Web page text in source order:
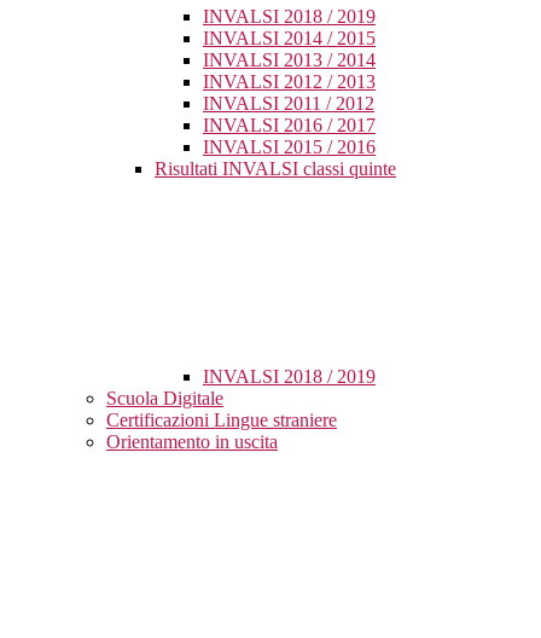
INVALSI 2018 / 2019
INVALSI 2014 / 2015
INVALSI 2013 / 2014
INVALSI 2012 / 2013
INVALSI 2011 / 2012
INVALSI 2016 / 2017
INVALSI 2015 / 2016
Risultati INVALSI classi quinte
INVALSI 2018 / 2019
Scuola Digitale
Certificazioni Lingue straniere
Orientamento in uscita